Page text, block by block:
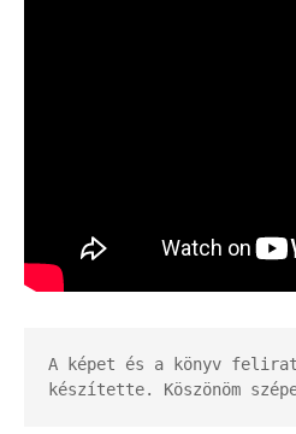
A képet és a könyv
készítette. Köszönöm